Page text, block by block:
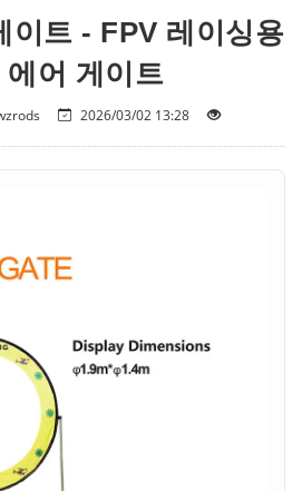
이트 - FPV 레이싱용
에어 게이트
2026/03/02 13:28